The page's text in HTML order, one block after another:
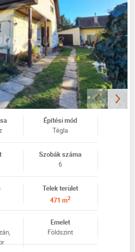
Építési mód
Tégla
Szobák száma
6
Telek terület
471 m2
Emelet
Földszint